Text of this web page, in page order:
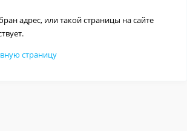
адрес, или такой страницы на сайте
страницу